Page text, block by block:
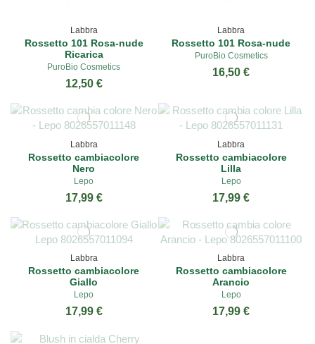
Labbra
Rossetto 101 Rosa-nude
Ricarica
PuroBio Cosmetics
12,50 €
Labbra
Rossetto 101 Rosa-nude
PuroBio Cosmetics
16,50 €
Labbra
Rossetto cambiacolore
Nero
Lepo
17,99 €
Labbra
Rossetto cambiacolore
Lilla
Lepo
17,99 €
Labbra
Rossetto cambiacolore
Giallo
Lepo
17,99 €
Labbra
Rossetto cambiacolore
Arancio
Lepo
17,99 €